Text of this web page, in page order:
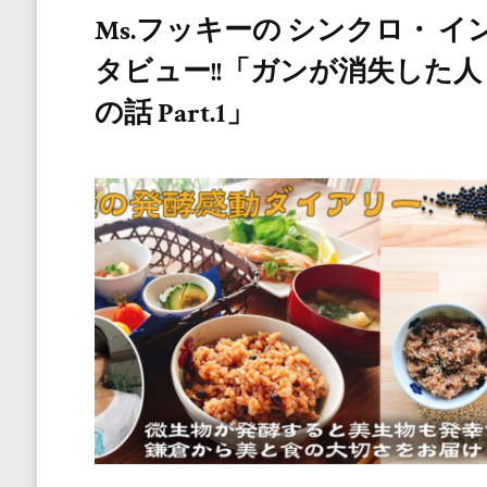
Ms.フッキーの シンクロ・ イ
タビュー!!「ガンが消失した
の話 Part.1」